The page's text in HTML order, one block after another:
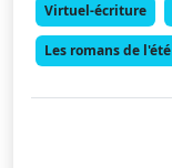
Virtuel-écriture
Les romans de l'été